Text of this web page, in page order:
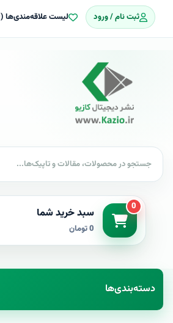
ثبت نام / ورود لیست علاقه‌مندی‌ها (0)
0 سبد خرید شما
0 تومان
دسته‌بندی‌ها